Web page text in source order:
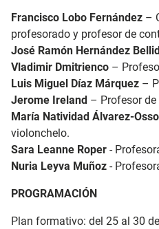
Francisco Lobo Fernández –
profesorado y profesor de
José Ramón Hernández
Vladimir Dmitrienco –
Luis Miguel Díaz Márquez –
Jerome Ireland – Profesor de
María Natividad Álvarez-
violonchelo.
Sara Leanne Roper -
Nuria Leyva Muñoz -
PROGRAMACIÓN
Plan formativo: del 25 al 30